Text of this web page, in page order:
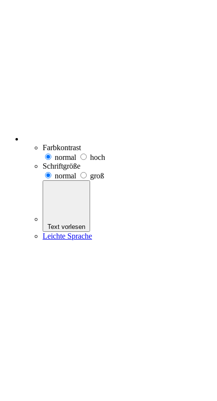
Farbkontrast
normal
hoch
Schriftgröße
normal
groß
Text vorlesen
Leichte Sprache